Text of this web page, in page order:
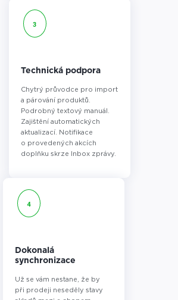
3
Technická podpora
Chytrý průvodce pro import
a párování produktů.
Podrobný textový manuál.
Zajištění automatických
aktualizací. Notifikace
o provedených akcích
doplňku skrze Inbox zprávy.
4
Dokonalá
synchronizace
Už se vám nestane, že by
při prodeji neseděly stavy